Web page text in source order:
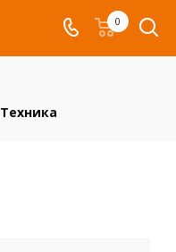
0
Техника